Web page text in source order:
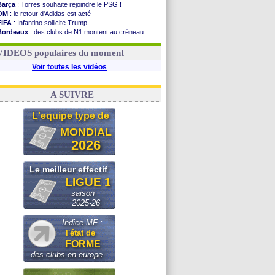
: Torres souhaite rejoindre le PSG !
: le retour d'Adidas est acté
: Infantino sollicite Trump
: des clubs de N1 montent au créneau
: le démenti de Leipzig pour Diomandé
populaires du moment
Voir toutes les vidéos
A SUIVRE
L'equipe type de
MONDIAL
2026
Le meilleur effectif
LIGUE 1
saison
2025-26
Indice MF :
l'état de
FORME
des clubs en europe